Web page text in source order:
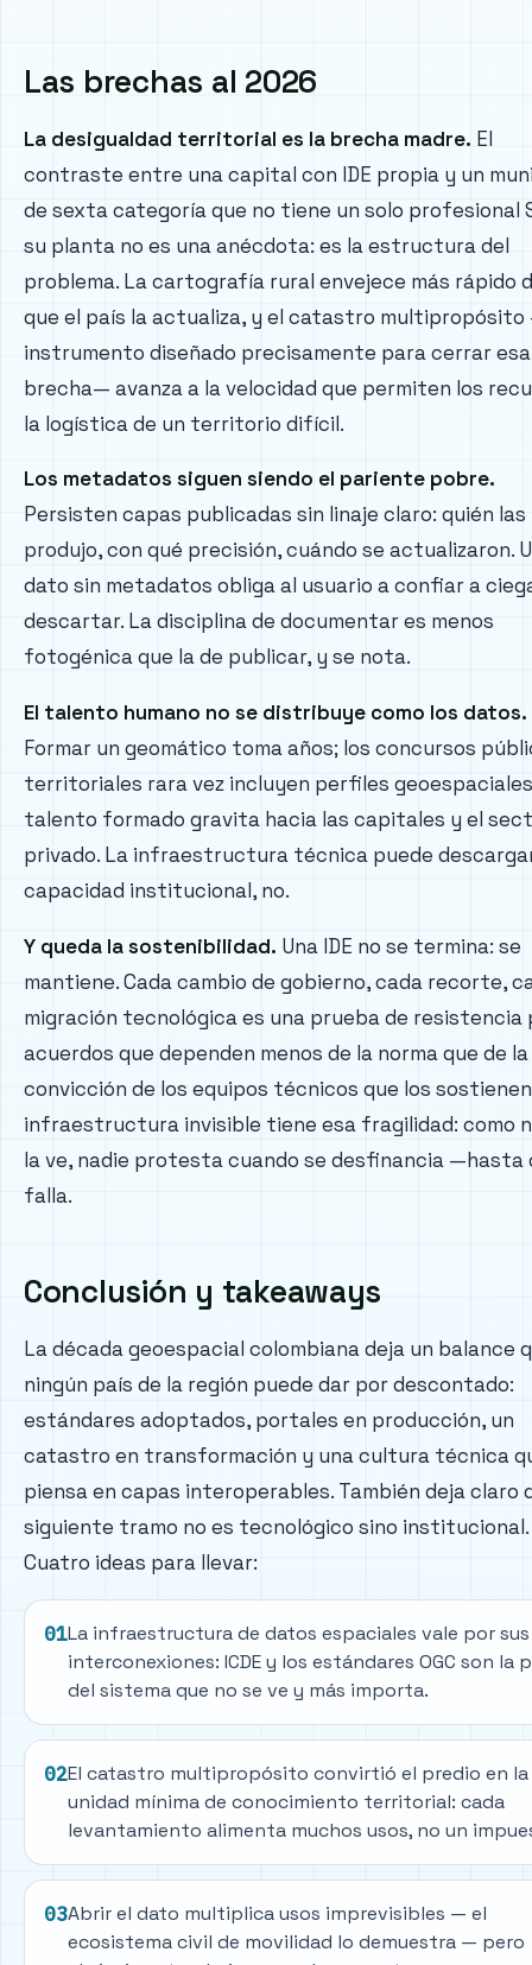
Las brechas al 2026
La desigualdad territorial es la brecha madre. El
contraste entre una capital con IDE propia y un
de sexta categoría que no tiene un solo profesional
su planta no es una anécdota: es la estructura del
problema. La cartografía rural envejece más rápido
que el país la actualiza, y el catastro
instrumento diseñado precisamente para cerrar esa
brecha— avanza a la velocidad que permiten los
la logística de un territorio difícil.
Los metadatos siguen siendo el pariente pobre.
Persisten capas publicadas sin linaje claro: quién las
produjo, con qué precisión, cuándo se actualizaron.
dato sin metadatos obliga al usuario a confiar a
descartar. La disciplina de documentar es menos
fotogénica que la de publicar, y se nota.
El talento humano no se distribuye como los datos.
Formar un geomático toma años; los concursos
territoriales rara vez incluyen perfiles
talento formado gravita hacia las capitales y el
privado. La infraestructura técnica puede
capacidad institucional, no.
Y queda la sostenibilidad. Una IDE no se termina: se
mantiene. Cada cambio de gobierno, cada recorte,
migración tecnológica es una prueba de resistencia
acuerdos que dependen menos de la norma que de la
convicción de los equipos técnicos que los
infraestructura invisible tiene esa fragilidad: como
la ve, nadie protesta cuando se desfinancia —hasta
falla.
Conclusión y takeaways
La década geoespacial colombiana deja un balance
ningún país de la región puede dar por descontado:
estándares adoptados, portales en producción, un
catastro en transformación y una cultura técnica
piensa en capas interoperables. También deja claro
siguiente tramo no es tecnológico sino institucional.
Cuatro ideas para llevar:
01La infraestructura de datos espaciales vale por sus
interconexiones: ICDE y los estándares OGC son la
del sistema que no se ve y más importa.
02El catastro multipropósito convirtió el predio en la
unidad mínima de conocimiento territorial: cada
levantamiento alimenta muchos usos, no un
03Abrir el dato multiplica usos imprevisibles — el
ecosistema civil de movilidad lo demuestra — pero